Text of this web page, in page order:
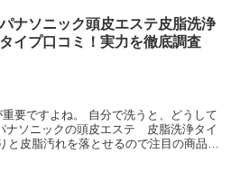
ナソニック頭皮エステ皮脂洗浄
タイプ口コミ！実力を徹底調査
要ですよね。 自分で洗うと、どうして
ナソニックの頭皮エステ 皮脂洗浄タイ
と皮脂汚れを落とせるので注目の商品だ